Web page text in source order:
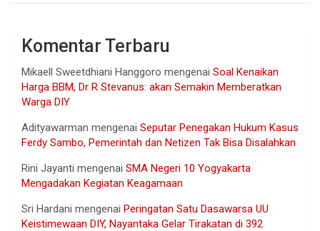
Komentar Terbaru
Mikaell Sweetdhiani Hanggoro mengenai Soal Kenaikan
Harga BBM, Dr R Stevanus: akan Semakin Memberatkan
Warga DIY
Adityawarman mengenai Seputar Penegakan Hukum Kasus
Ferdy Sambo, Pemerintah dan Netizen Tak Bisa Disalahkan
Rini Jayanti mengenai SMA Negeri 10 Yogyakarta
Mengadakan Kegiatan Keagamaan
Sri Hardani mengenai Peringatan Satu Dasawarsa UU
Keistimewaan DIY, Nayantaka Gelar Tirakatan di 392